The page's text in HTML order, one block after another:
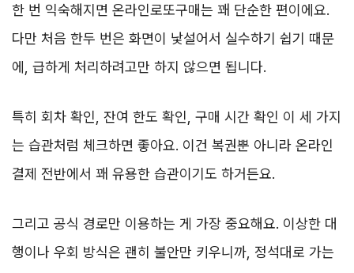
한 번 익숙해지면 온라인로또구매는 꽤 단순한 편이에요.
다만 처음 한두 번은 화면이 낯설어서 실수하기 쉽기 때문
에, 급하게 처리하려고만 하지 않으면 됩니다.
특히 회차 확인, 잔여 한도 확인, 구매 시간 확인 이 세 가지
는 습관처럼 체크하면 좋아요. 이건 복권뿐 아니라 온라인
결제 전반에서 꽤 유용한 습관이기도 하거든요.
그리고 공식 경로만 이용하는 게 가장 중요해요. 이상한 대
행이나 우회 방식은 괜히 불안만 키우니까, 정석대로 가는